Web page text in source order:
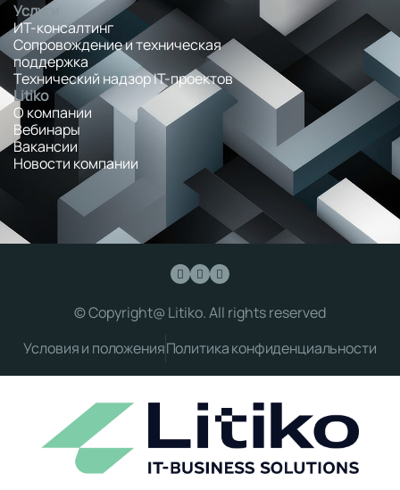
Услуги
ИТ-консалтинг
Сопровождение и техническая
поддержка
Технический надзор IT-проектов
Litiko
О компании
Вебинары
Вакансии
Новости компании
© Copyright@ Litiko. All rights reserved
Условия и положенияПолитика конфиденциальности